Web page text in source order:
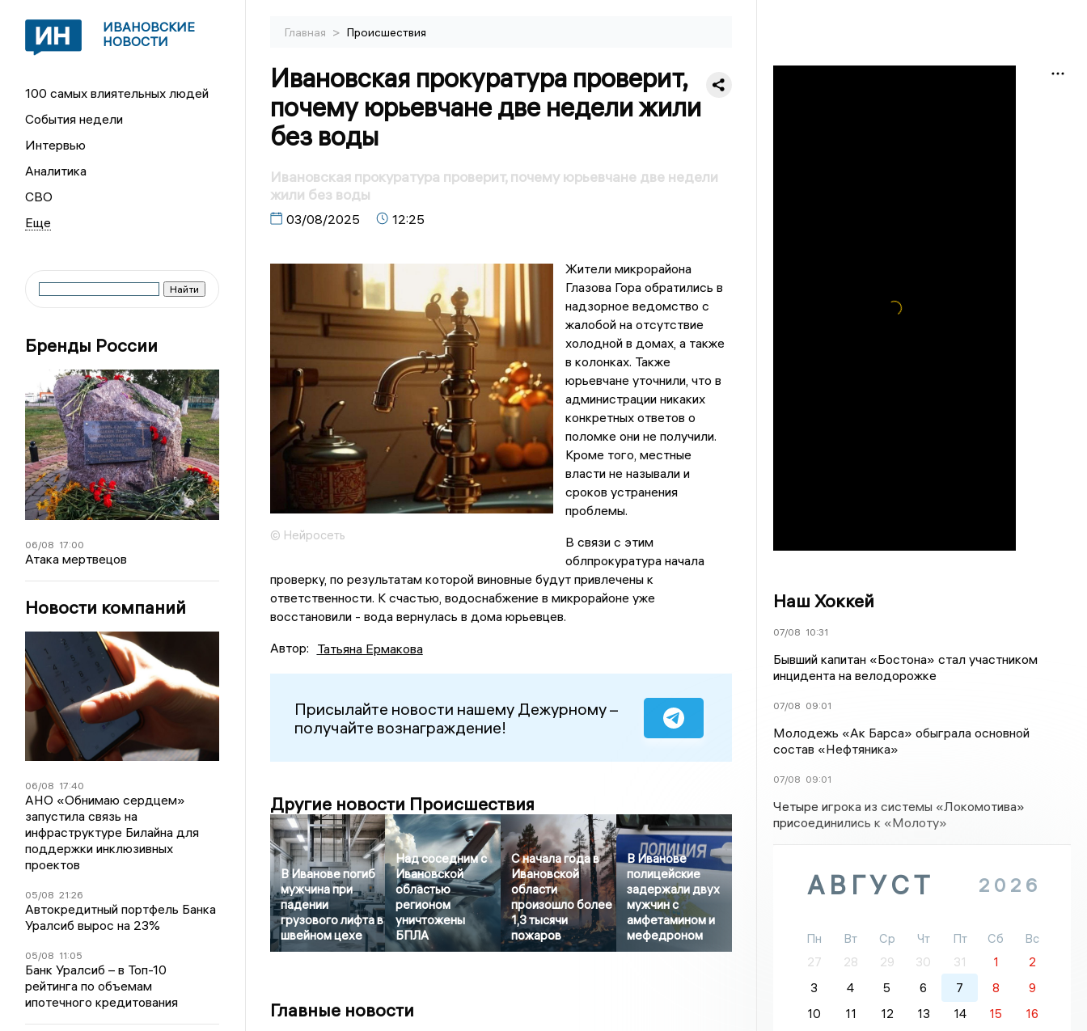
ИВАНОВСКИЕ
НОВОСТИ
100 самых влиятельных людей
События недели
Интервью
Аналитика
СВО
Бренды России
06/08 17:00
Атака мертвецов
Новости компаний
06/08 17:40
АНО «Обнимаю сердцем»
запустила связь на
инфраструктуре Билайна для
поддержки инклюзивных
проектов
05/08 21:26
Автокредитный портфель Банка
Уралсиб вырос на 23%
05/08 11:05
Банк Уралсиб – в Топ-10
рейтинга по объемам
ипотечного кредитования
Главная > Происшествия
Ивановская прокуратура проверит,
почему юрьевчане две недели жили
без воды
Ивановская прокуратура проверит, почему юрьевчане две недели
жили без воды
03/08/2025 12:25
© Нейросеть
Жители микрорайона
Глазова Гора обратились в
надзорное ведомство с
жалобой на отсутствие
холодной в домах, а также
в колонках. Также
юрьевчане уточнили, что в
администрации никаких
конкретных ответов о
поломке они не получили.
Кроме того, местные
власти не называли и
сроков устранения
проблемы.
В связи с этим
облпрокуратура начала
проверку, по результатам которой виновные будут привлечены к
ответственности. К счастью, водоснабжение в микрорайоне уже
восстановили - вода вернулась в дома юрьевцев.
Автор: Татьяна Ермакова
Присылайте новости нашему Дежурному –
получайте вознаграждение!
Другие новости Происшествия
В Иванове погиб
мужчина при
падении
грузового лифта в
швейном цехе
Над соседним с
Ивановской
областью
регионом
уничтожены
БПЛА
С начала года в
Ивановской
области
произошло более
1,3 тысячи
пожаров
В Иванове
полицейские
задержали двух
мужчин с
амфетамином и
мефедроном
Главные новости
Наш Хоккей
07/08 10:31
Бывший капитан «Бостона» стал участником
инцидента на велодорожке
07/08 09:01
Молодежь «Ак Барса» обыграла основной
состав «Нефтяника»
07/08 09:01
Четыре игрока из системы «Локомотива»
присоединились к «Молоту»
АВГУСТ 2026
Пн Вт Ср Чт Пт Сб
Вс
27
28 29 30 31 1
2
3
4 5 6 7 8
9
10
11 12 13 14 15
16